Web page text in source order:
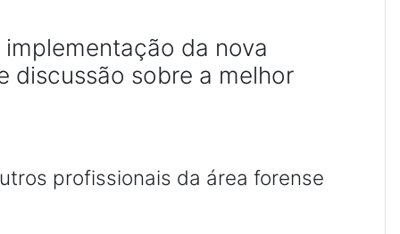
da nova
discussão sobre a melhor
profissionais da área forense